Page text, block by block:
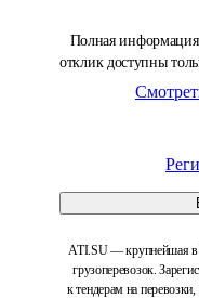
Полная информация
отклик доступны
ATI.SU — крупнейшая в
грузоперевозок.
к тендерам на